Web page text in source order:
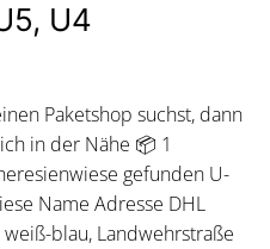
U4
Paketshop suchst, dann
in der Nähe 📦 1
gefunden U-
Name Adresse DHL
weiß-blau, Landwehrstraße